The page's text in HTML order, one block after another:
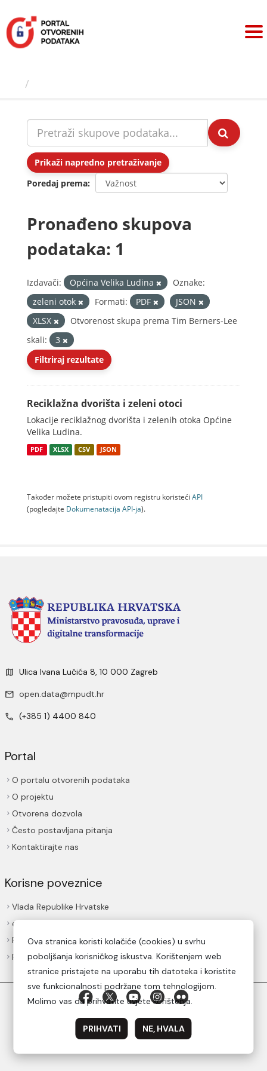
sadržaj
Prikaži napredno pretraživanje
Poredaj prema
Pronađeno skupova
podataka: 1
Izdavači: Općina Velika Ludina
Oznake:
zeleni otok
Formati: PDF
JSON
XLSX
Otvorenost skupa prema Tim Berners-Lee
skali:
3
Filtriraj rezultate
Reciklažna dvorišta i zeleni otoci
Lokacije reciklažnog dvorišta i zelenih otoka Općine
Velika Ludina.
PDF XLSX CSV JSON
Također možete pristupiti ovom registru koristeći API
(pogledajte Dokumenаtаcijа API-jа).